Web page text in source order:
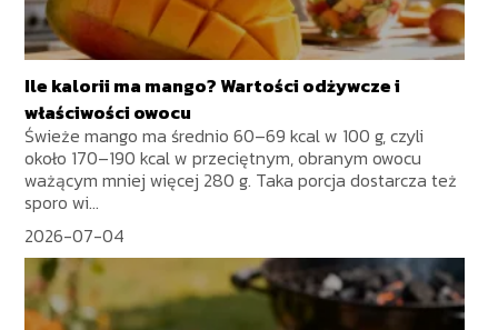
Ile kalorii ma mango? Wartości odżywcze i
właściwości owocu
Świeże mango ma średnio 60–69 kcal w 100 g, czyli
około 170–190 kcal w przeciętnym, obranym owocu
ważącym mniej więcej 280 g. Taka porcja dostarcza też
sporo wi...
2026-07-04